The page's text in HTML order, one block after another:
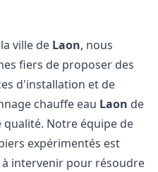
ville de Laon, nous
fiers de proposer des
d'installation et de
chauffe eau Laon de
qualité. Notre équipe de
expérimentés est
intervenir pour résoudre